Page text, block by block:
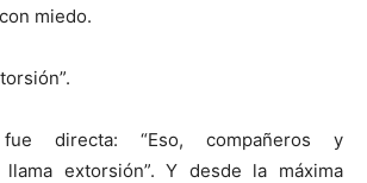
miedo.
directa: “Eso, compañeros y
llama extorsión”. Y desde la máxima